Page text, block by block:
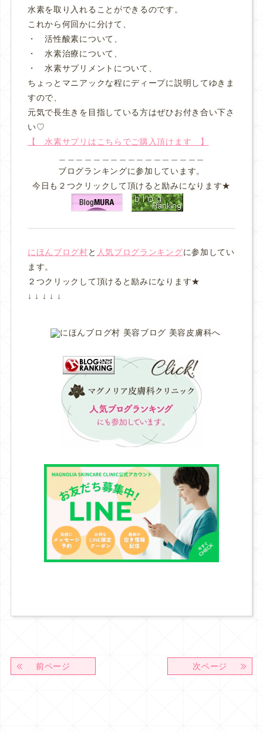
水素を取り入れることができるのです。
これから何回かに分けて、
・ 活性酸素について、
・ 水素治療について、
・ 水素サプリメントについて、
ちょっとマニアックな程にディープに説明してゆきま
すので、
元気で長生きを目指している方はぜひお付き合い下さ
い♡
【 水素サプリはこちらでご購入頂けます 】
ブログランキングに参加しています。
今日も２つクリックして頂けると励みになります★
にほんブログ村と 人気ブログランキングに参加してい
ます。
２つクリックして頂けると励みになります★
↓ ↓ ↓ ↓ ↓
前ページ 次ページ